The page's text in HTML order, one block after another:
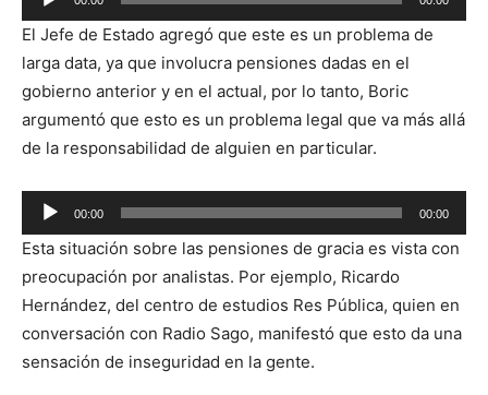
de
audio
El Jefe de Estado agregó que este es un problema de
larga data, ya que involucra pensiones dadas en el
gobierno anterior y en el actual, por lo tanto, Boric
argumentó que esto es un problema legal que va más allá
de la responsabilidad de alguien en particular.
Reproductor
de
audio
00:00 00:00
Esta situación sobre las pensiones de gracia es vista con
preocupación por analistas. Por ejemplo, Ricardo
Hernández, del centro de estudios Res Pública, quien en
conversación con Radio Sago, manifestó que esto da una
sensación de inseguridad en la gente.